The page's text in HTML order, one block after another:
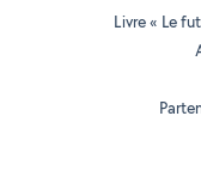
Livre « Le